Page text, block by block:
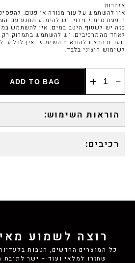
אזהרות:
אין להשתמש על עור מגורה או פגום.
הופעת סימני גירוי. יש להימנע ממגע עם
כזה יש לשטוף היטב במים. אין להשתמש
לאחד מהמרכיבים. יש להשתמש בתמרוק
נועד ובהתאם להוראות השימוש. אין לבלוע.
לשימוש חיצוני בלבד.
קיט
תחליב
+
שימר
לפנים
ADD TO BAG
הוראות השימוש:
רכיבים:
רוצה לשמוע
כל המוצרים החדשים, הטבות
שחזרו למלאי ועוד - ישר לתיבת